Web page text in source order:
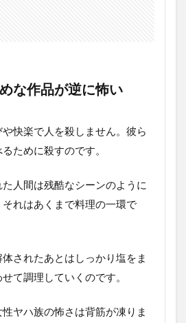
な作品が逆に怖い
快楽で人を殺しません。彼ら
ために殺すのです。
人間は残酷なシーンのように
れはあくまで料理の一環で
されたあとはしっかり塩をま
て調理していくのです。
ヤハ族の怖さは背筋が凍りま